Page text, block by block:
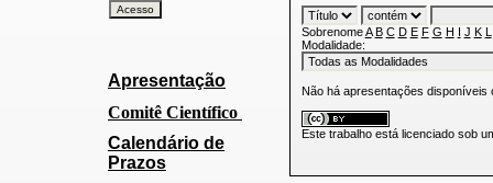
Apresentação
Comitê Científico
Calendário de
Prazos
SobrenomeA B C D E F G H I J K L
Modalidade:
Não há apresentações
Este trabalho está licenciado sob